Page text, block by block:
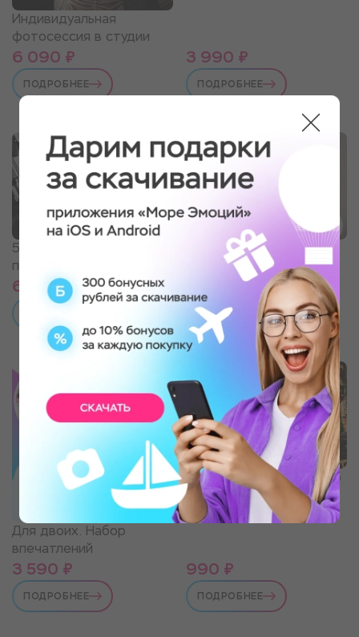
Индивидуальная
фотосессия в студии
6 090 ₽
ПОДРОБНЕЕ
3 990 ₽
ПОДРОБНЕЕ
50 выстрелов из 5
пистолетов
6 379 ₽
Классический массаж
1 390 ₽
ПОДРОБНЕЕ
Для двоих. Набор
впечатлений
3 590 ₽
ПОДРОБНЕЕ
Прогноз на 2026 год по
Календарю Майя
990 ₽
ПОДРОБНЕЕ